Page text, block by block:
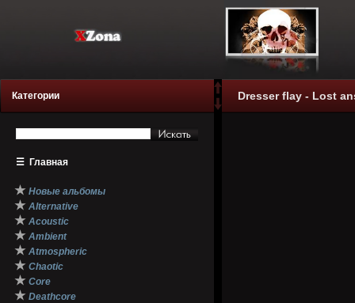
Категории
☰ Главная
★ Новые альбомы
★ Alternative
★ Acoustic
★ Ambient
★ Atmospheric
★ Chaotic
★ Core
★ Deathcore
Dresser flay - Lost